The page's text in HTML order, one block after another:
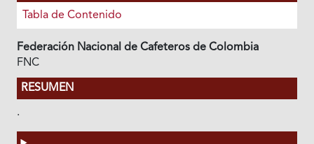
Tabla de Contenido
Federación Nacional de Cafeteros de Colombia
FNC
RESUMEN
.